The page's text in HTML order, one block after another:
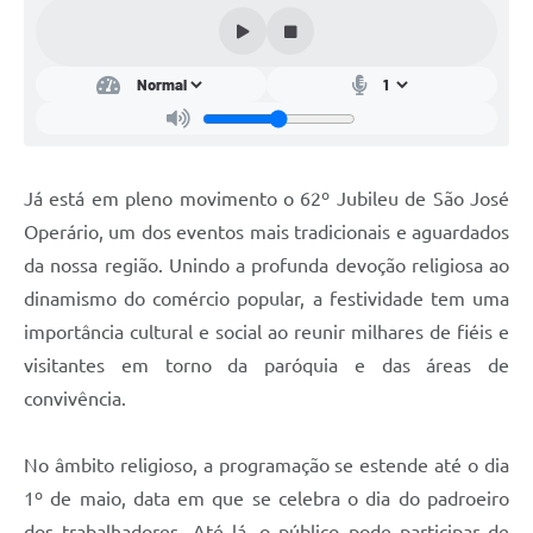
Plano Diretor e Mobilidade Urbana
3º Jornada Empreendedora BQ
Festival Gastronômico
Emprega Barbacena
Regularização de bairros
Já está em pleno movimento o 62º Jubileu de São José
Operário, um dos eventos mais tradicionais e aguardados
da nossa região. Unindo a profunda devoção religiosa ao
dinamismo do comércio popular, a festividade tem uma
importância cultural e social ao reunir milhares de fiéis e
visitantes em torno da paróquia e das áreas de
convivência.
No âmbito religioso, a programação se estende até o dia
1º de maio, data em que se celebra o dia do padroeiro